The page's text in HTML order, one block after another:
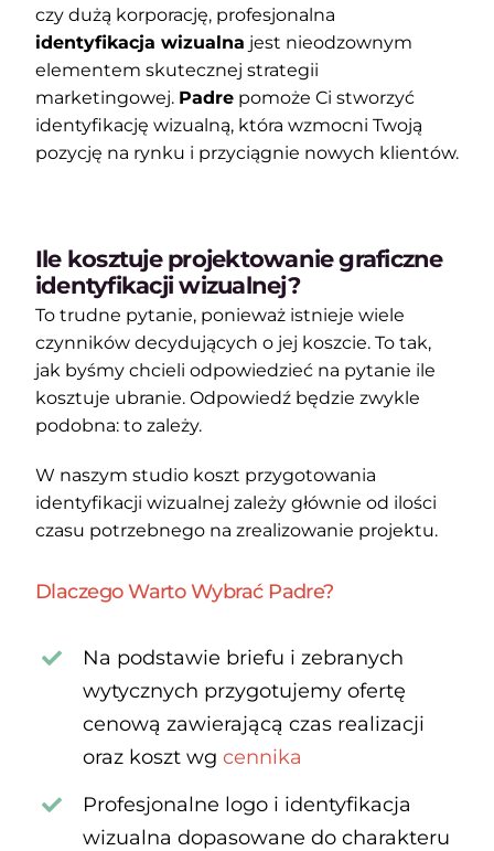
czy dużą korporację, profesjonalna
identyfikacja wizualna jest nieodzownym
elementem skutecznej strategii
marketingowej. Padrepomoże Ci stworzyć
identyfikację wizualną, która wzmocni Twoją
pozycję na rynku i przyciągnie nowych klientów.
Ile kosztuje projektowanie graficzne
identyfikacji wizualnej?
To trudne pytanie, ponieważ istnieje wiele
czynników decydujących o jej koszcie. To tak,
jak byśmy chcieli odpowiedzieć na pytanie ile
kosztuje ubranie. Odpowiedź będzie zwykle
podobna: to zależy.
W naszym studio koszt przygotowania
identyfikacji wizualnej zależy głównie od ilości
czasu potrzebnego na zrealizowanie projektu.
Dlaczego Warto Wybrać Padre?
Na podstawie briefu i zebranych
wytycznych przygotujemy ofertę
cenową zawierającą czas realizacji
oraz koszt wgcennika
Profesjonalne logo i identyfikacja
wizualna dopasowane do charakteru